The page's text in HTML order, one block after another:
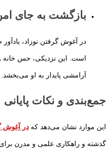
بازگشت به جای
در آغوش گرفتن نوزاد،
است. این نزدیکی، حس خانه
آرامشی پایدار به او می‌بخشد.
جمع‌بندی و نکات پایانی
این موارد نشان می‌دهد که در آغوش
گذشته و راهکاری علمی و مدرن